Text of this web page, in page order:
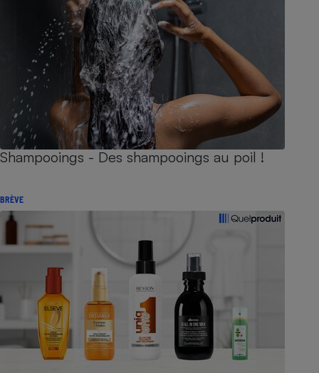
Shampooings - Des shampooings au poil !
BRÈVE